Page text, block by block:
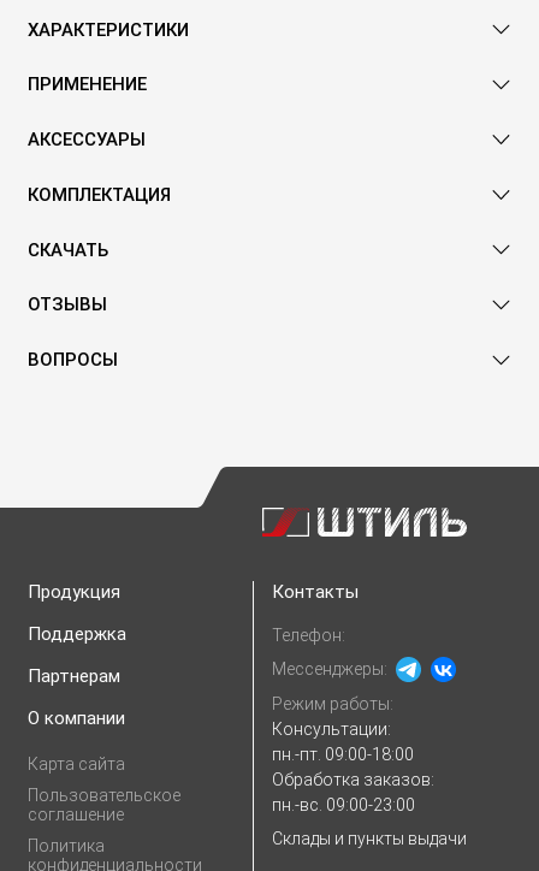
ХАРАКТЕРИСТИКИ
ПРИМЕНЕНИЕ
АКСЕССУАРЫ
КОМПЛЕКТАЦИЯ
СКАЧАТЬ
ОТЗЫВЫ
ВОПРОСЫ
Продукция
Поддержка
Партнерам
О компании
Карта сайта
Пользовательское
соглашение
Политика
конфиденциальности
Контакты
Телефон:
Мессенджеры:
Режим работы:
Консультации:
пн.-пт. 09:00-18:00
Обработка заказов:
пн.-вс. 09:00-23:00
Склады и пункты выдачи